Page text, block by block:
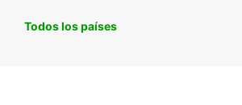
Todos los países